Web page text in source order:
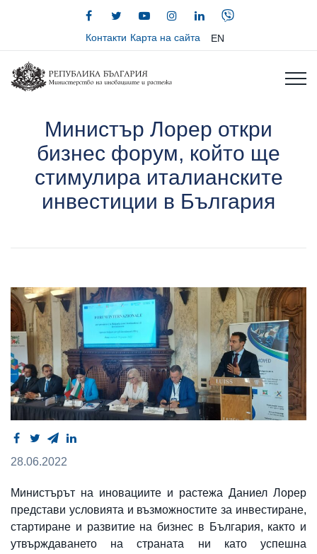
Контакти Карта на сайта EN
Министър Лорер откри
бизнес форум, който ще
стимулира италианските
инвестиции в България
28.06.2022
Министърът на иновациите и растежа Даниел Лорер
представи условията и възможностите за инвестиране,
стартиране и развитие на бизнес в България, както и
утвърждаването на страната ни като успешна